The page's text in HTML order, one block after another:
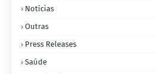
Notícias
Outras
Press Releases
Saúde